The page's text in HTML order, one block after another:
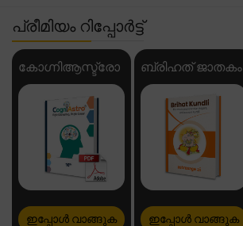
പ്രീമിയം റിപ്പോർട്ട്
കോഗ്നിആസ്ട്രോ
ഇപ്പോൾ വാങ്ങുക
ബ്രിഹത് ജാതകം
ഇപ്പോൾ വാങ്ങുക